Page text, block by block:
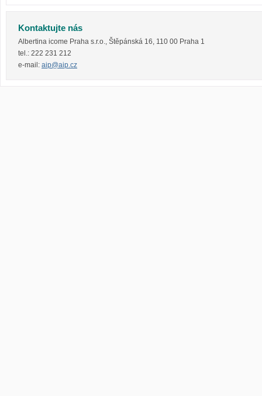
Kontaktujte nás
Albertina icome Praha s.r.o. Štěpánská 16 110 00 Praha 1
tel.: 222 231 212
e-mail: aip@aip.cz